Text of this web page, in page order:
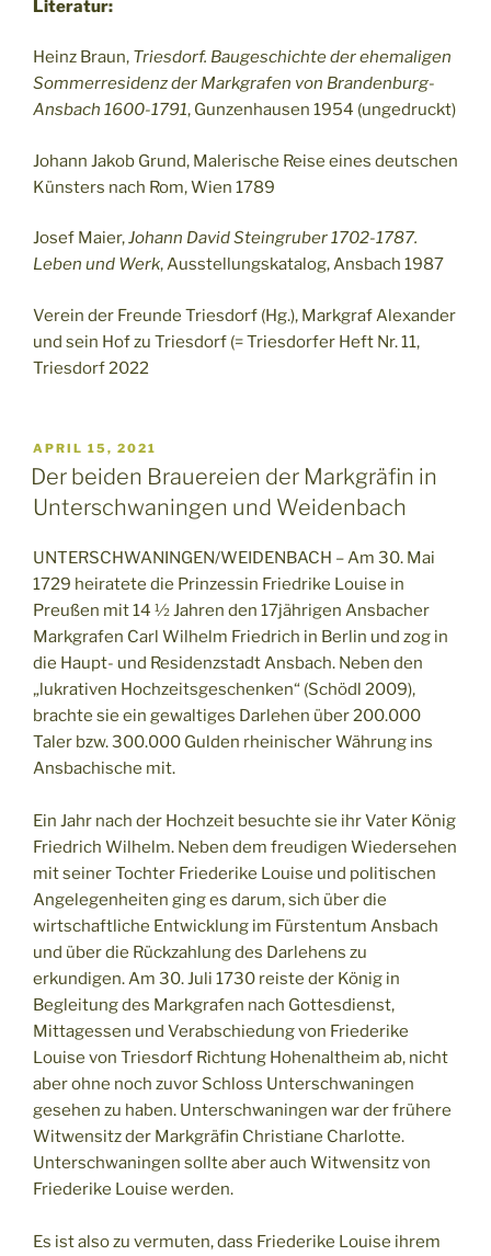
Literatur:
Heinz Braun, Triesdorf. Baugeschichte der ehemaligen
Sommerresidenz der Markgrafen von Brandenburg-
Ansbach 1600-1791, Gunzenhausen 1954 (ungedruckt)
Johann Jakob Grund, Malerische Reise eines deutschen
Künsters nach Rom, Wien 1789
Josef Maier,Johann David Steingruber 1702-1787.
Leben und Werk, Ausstellungskatalog, Ansbach 1987
Verein der Freunde Triesdorf (Hg.), Markgraf Alexander
und sein Hof zu Triesdorf (= Triesdorfer Heft Nr. 11,
Triesdorf 2022
VERÖFFENTLICHT
AM
APRIL 15, 2021
Der beiden Brauereien der Markgräfin in
Unterschwaningen und Weidenbach
UNTERSCHWANINGEN/WEIDENBACH – Am 30. Mai
1729 heiratete die Prinzessin Friedrike Louise in
Preußen mit 14 ½ Jahren den 17jährigen Ansbacher
Markgrafen Carl Wilhelm Friedrich in Berlin und zog in
die Haupt- und Residenzstadt Ansbach. Neben den
„lukrativen Hochzeitsgeschenken“ (Schödl 2009),
brachte sie ein gewaltiges Darlehen über 200.000
Taler bzw. 300.000 Gulden rheinischer Währung ins
Ansbachische mit.
Ein Jahr nach der Hochzeit besuchte sie ihr Vater König
Friedrich Wilhelm. Neben dem freudigen Wiedersehen
mit seiner Tochter Friederike Louise und politischen
Angelegenheiten ging es darum, sich über die
wirtschaftliche Entwicklung im Fürstentum Ansbach
und über die Rückzahlung des Darlehens zu
erkundigen. Am 30. Juli 1730 reiste der König in
Begleitung des Markgrafen nach Gottesdienst,
Mittagessen und Verabschiedung von Friederike
Louise von Triesdorf Richtung Hohenaltheim ab, nicht
aber ohne noch zuvor Schloss Unterschwaningen
gesehen zu haben. Unterschwaningen war der frühere
Witwensitz der Markgräfin Christiane Charlotte.
Unterschwaningen sollte aber auch Witwensitz von
Friederike Louise werden.
Es ist also zu vermuten, dass Friederike Louise ihrem